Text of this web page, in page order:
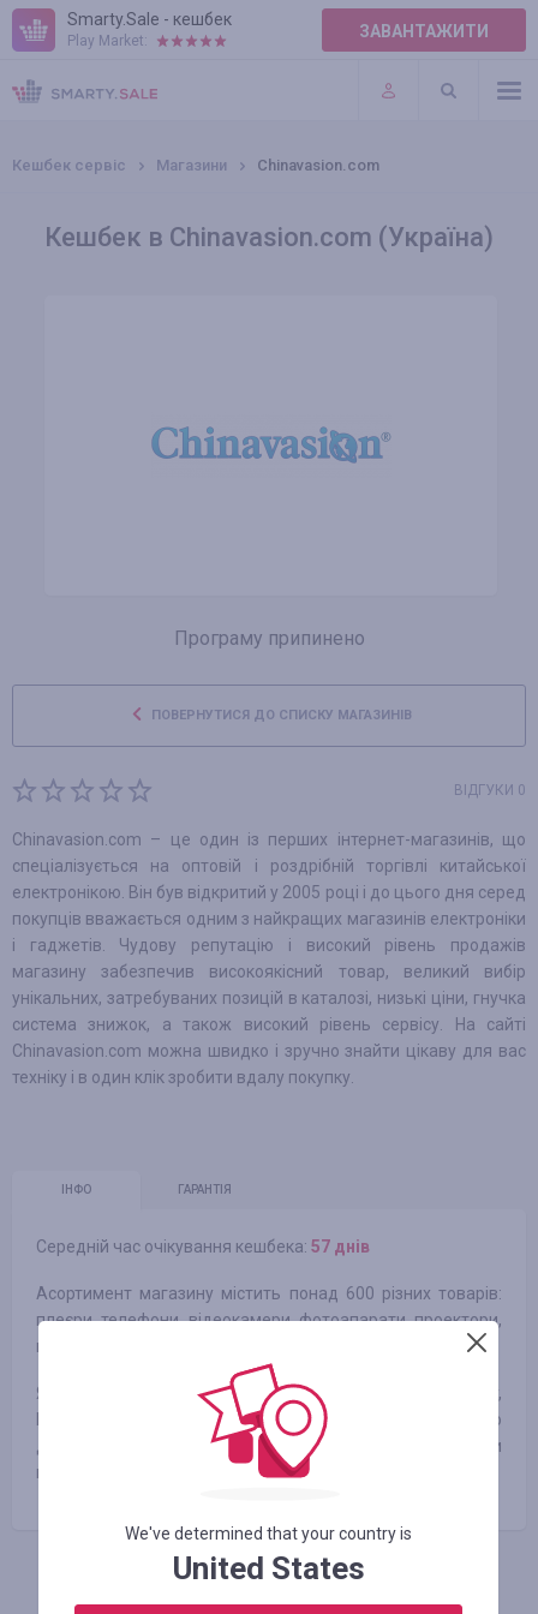
Smarty.Sale - кешбек
Play Market: ЗАВАНТАЖИТИ
ПРАВИЛА
ПЛАГІНИ
Кешбек сервіс Магазини Chinavasion.com
Кешбек в Chinavasion.com (Україна)
Програму припинено
ПОВЕРНУТИСЯ ДО СПИСКУ МАГАЗИНІВ
ВІДГУКИ 0
Chinavasion.com – це один із перших інтернет-магазинів, що
спеціалізується на оптовій і роздрібній торгівлі китайської
електронікою. Він був відкритий у 2005 році і до цього дня серед
покупців вважається одним з найкращих магазинів електроніки
і гаджетів. Чудову репутацію і високий рівень продажів
магазину забезпечив високоякісний товар, великий вибір
унікальних, затребуваних позицій в каталозі, низькі ціни, гнучка
система знижок, а також високий рівень сервісу. На сайті
Chinavasion.com можна швидко і зручно знайти цікаву для вас
техніку і в один клік зробити вдалу покупку.
ІНФО ГАРАНТІЯ
Середній час очікування кешбека: 57 днів
Асортимент магазину містить понад 600 різних товарів:
плеєри, телефони, відеокамери, фотоапарати, проектори,
шпигунські товари та різні цікаві гаджети.
Якість збірки та матеріалів на рівні таких брендів, як Sony,
Nokia та інших відомих виробників. На всю продукцію
дають гарантію 1 рік, до того ж перед відправкою вони
перевіряють усі товари на функціонал.
We've determined that your country is
United States